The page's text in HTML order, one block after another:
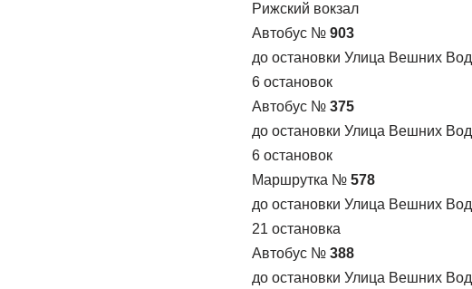
Рижский вокзал
Автобус № 903
до остановки Улица Вешних Вод
6 остановок
Автобус № 375
до остановки Улица Вешних Вод
6 остановок
Маршрутка № 578
до остановки Улица Вешних Вод
21 остановка
Автобус № 388
до остановки Улица Вешних Вод